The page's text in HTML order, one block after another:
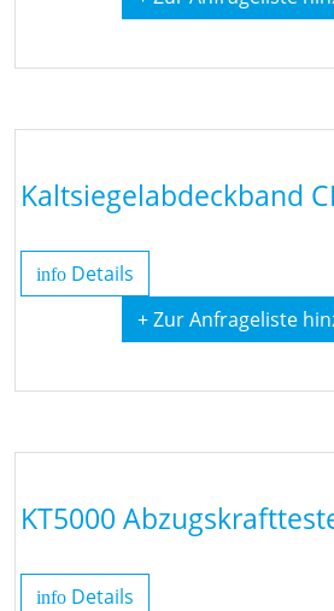
Kaltsiegelabdeckband
info Details
+ Zur Anfrageliste
KT5000
info Details